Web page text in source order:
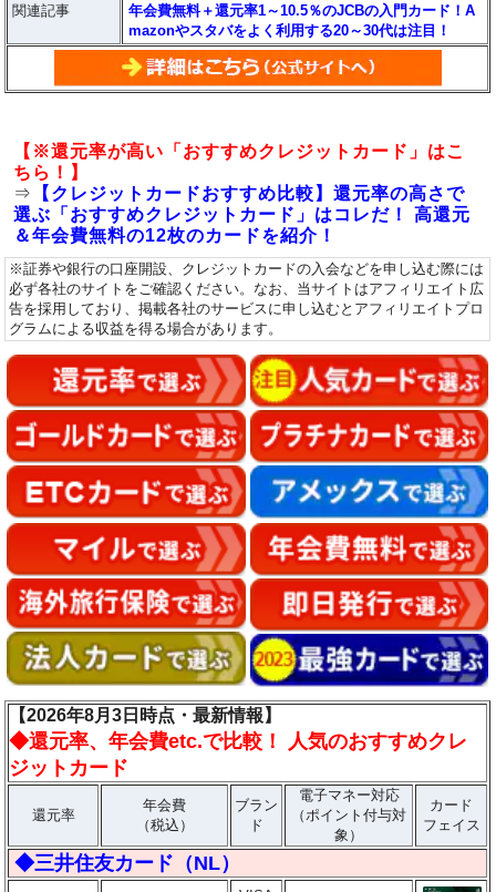
関連記事
年会費無料＋還元率1～10.5％のJCBの入門カード！A
mazonやスタバをよく利用する20～30代は注目！
【※還元率が高い「おすすめクレジットカード」はこ
ちら！】
⇒
【クレジットカードおすすめ比較】還元率の高さで
選ぶ「おすすめクレジットカード」はコレだ！ 高還元
＆年会費無料の12枚のカードを紹介！
※証券や銀行の口座開設、クレジットカードの入会などを申し込む際には
必ず各社のサイトをご確認ください。なお、当サイトはアフィリエイト広
告を採用しており、掲載各社のサービスに申し込むとアフィリエイトプロ
グラムによる収益を得る場合があります。
【2026年8月3日時点・最新情報】
◆還元率、年会費etc.で比較！ 人気のおすすめクレ
ジットカード
還元率
年会費
（税込）
ブラン
ド
電子マネー対応
（ポイント付与対
象）
カード
フェイス
◆三井住友カード（NL）